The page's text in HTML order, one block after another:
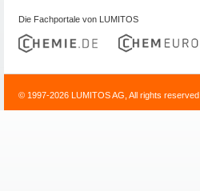
Die Fachportale von LUMITOS
© 1997-2026 LUMITOS AG, All rights reserved